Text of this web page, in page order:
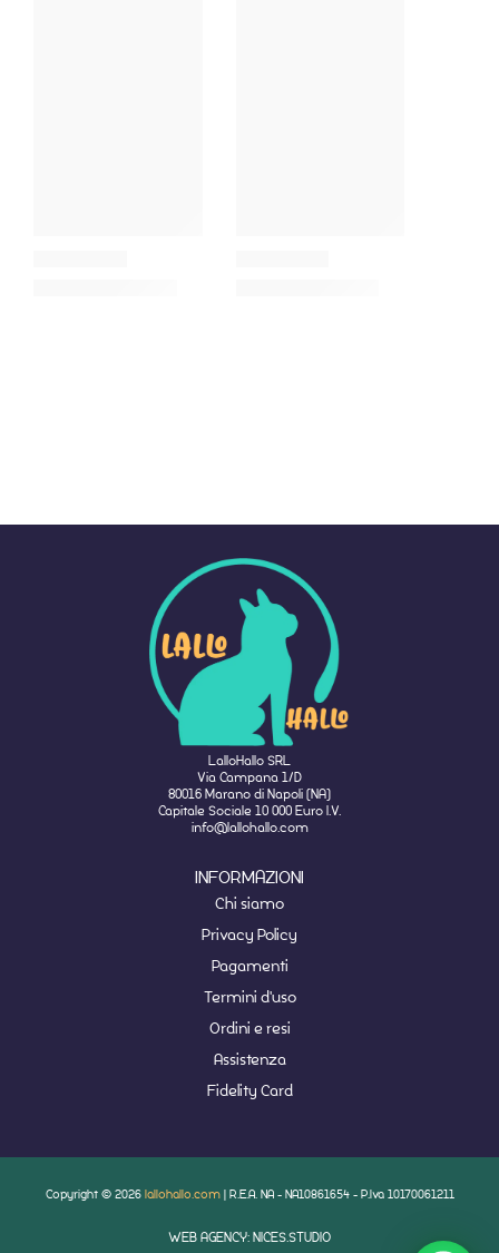
LalloHallo SRL
Via Campana 1/D
80016 Marano di Napoli (NA)
Capitale Sociale 10 000 Euro I.V.
info@lallohallo.com
INFORMAZIONI
Chi siamo
Privacy Policy
Pagamenti
Termini d'uso
Ordini e resi
Assistenza
Fidelity Card
Copyright © 2026 lallohallo.com | R.E.A. NA - NA10861654 - P.Iva 10170061211
WEB AGENCY: NICES.STUDIO